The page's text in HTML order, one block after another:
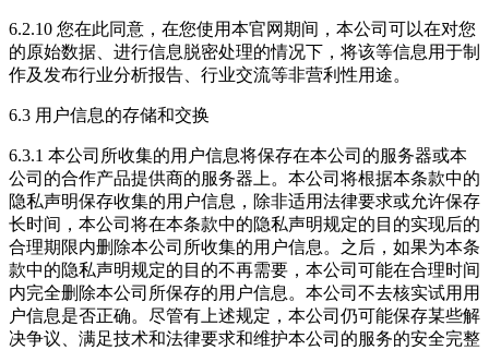
6.2.10 您在此同意，在您使用本官网期间，本公司可以在对您
的原始数据、进行信息脱密处理的情况下，将该等信息用于制
作及发布行业分析报告、行业交流等非营利性用途。
6.3 用户信息的存储和交换
6.3.1 本公司所收集的用户信息将保存在本公司的服务器或本
公司的合作产品提供商的服务器上。本公司将根据本条款中的
隐私声明保存收集的用户信息，除非适用法律要求或允许保存
长时间，本公司将在本条款中的隐私声明规定的目的实现后的
合理期限内删除本公司所收集的用户信息。之后，如果为本条
款中的隐私声明规定的目的不再需要，本公司可能在合理时间
内完全删除本公司所保存的用户信息。本公司不去核实试用用
户信息是否正确。尽管有上述规定，本公司仍可能保存某些解
决争议、满足技术和法律要求和维护本公司的服务的安全完整